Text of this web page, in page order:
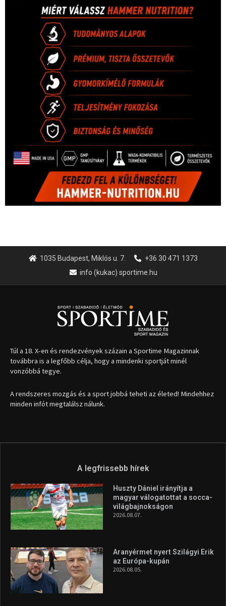
1035 Budapest, Miklós u. 7.
+36 30 471 1373
info (kukac) sportime.hu
Túl a 18. X-en és rendezvények százain a Sportime Magazinnak
továbbra is a legfőbb célja, hogy a mindenki sportját minél
vonzóbbá tegye.
A rendszeres mozgás és a sport jobbá teheti az életed! Mindehhez
minden infót megtalálsz nálunk.
A legfrissebb hírek
Huszty Dániel irányítja a
magyar válogatottat a socca-
világbajnokságon
2026.08.07.
Aranyérmet nyert Szilágyi Erik
az Európa-kupán
2026.08.05.